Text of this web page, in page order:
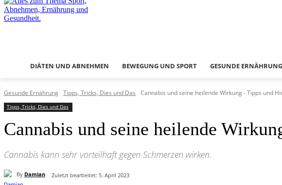
DIÄTEN UND ABNEHMEN BEWEGUNG UND SPORT GESUNDE ERNÄHRUNG
Gesunde Ernährung Tipps, Tricks, Dies und Das Cannabis und seine heilende Wirkung - Tipps und
Tipps, Tricks, Dies und Das
Cannabis und seine heilende
Cannabis kann sehr vorteilhaft gegen Schmerzen wirken.
By Damian Zuletzt bearbeitet: 5. April 2023